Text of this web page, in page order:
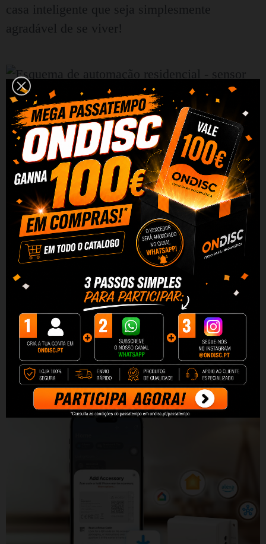
casa inteligente que seja simplesmente
agradável de se viver!
Controle local e operação
offline
Com suporte a LAN, você pode controlar o
dispositivo em sua rede doméstica mesmo na
ausência de internet, e o modo de campo
próximo permite o controle em um raio de até
10 metros, sem Wi-Fi e sem conexão com a
nuvem. Isso garante confiabilidade e
continuidade de operação, o que será útil em
cenários como o controle de iluminação externa
ou de um sistema de irrigação, por exemplo.